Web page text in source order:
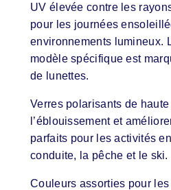
UV élevée contre les
pour les journées
environnements lumineux.
modèle spécifique est
de lunettes.
Verres polarisants de
l’éblouissement et
parfaits pour les activités
conduite, la pêche et le ski.
Couleurs assorties pour